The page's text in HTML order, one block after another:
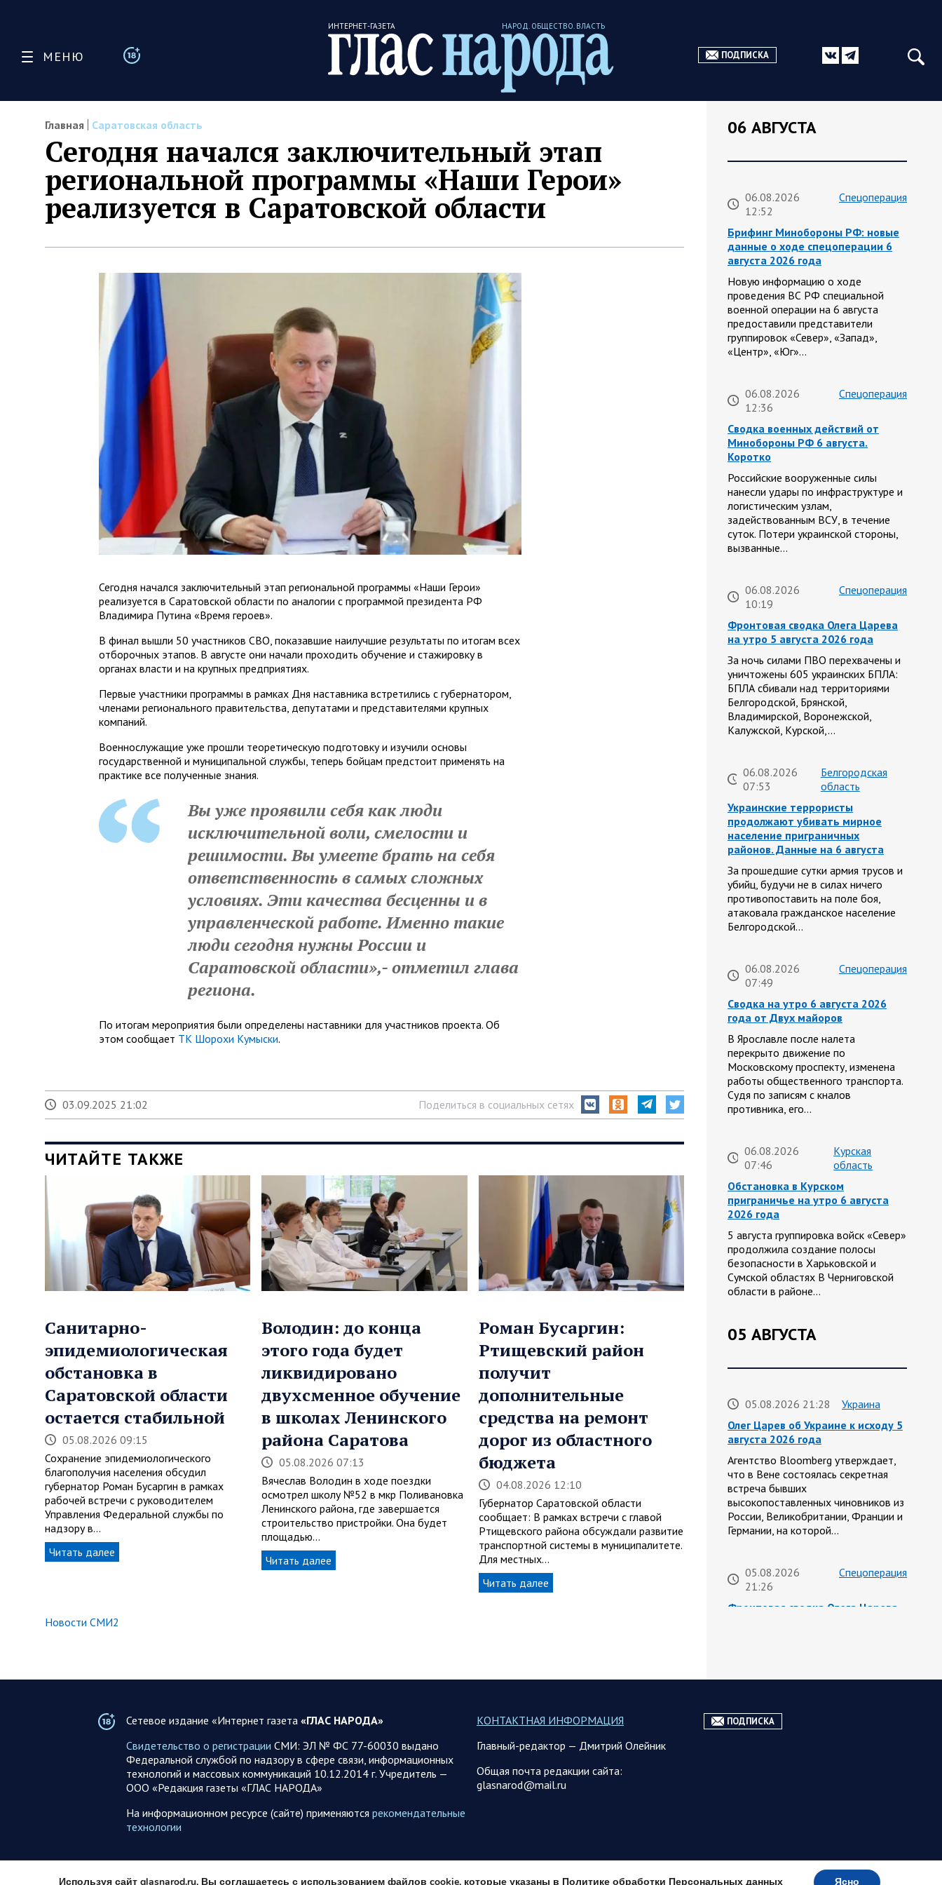
МЕНЮ
ИНТЕРНЕТ-ГАЗЕТА НАРОД. ОБЩЕСТВО. ВЛАСТЬ
ПОДПИСКА
Главная Саратовская область
Сегодня начался заключительный этап
региональной программы «Наши Герои»
реализуется в Саратовской области
Сегодня начался заключительный этап региональной программы «Наши Герои»
реализуется в Саратовской области по аналогии с программой президента РФ
Владимира Путина «Время героев».
В финал вышли 50 участников СВО, показавшие наилучшие результаты по итогам всех
отборочных этапов. В августе они начали проходить обучение и стажировку в
органах власти и на крупных предприятиях.
Первые участники программы в рамках Дня наставника встретились с губернатором,
членами регионального правительства, депутатами и представителями крупных
компаний.
Военнослужащие уже прошли теоретическую подготовку и изучили основы
государственной и муниципальной службы, теперь бойцам предстоит применять на
практике все полученные знания.
Вы уже проявили себя как люди
исключительной воли, смелости и
решимости. Вы умеете брать на себя
ответственность в самых сложных
условиях. Эти качества бесценны и в
управленческой работе. Именно такие
люди сегодня нужны России и
Саратовской области»,- отметил глава
региона.
По итогам мероприятия были определены наставники для участников проекта. Об
этом сообщает ТК Шорохи Кумыски.
03.09.2025 21:02 Поделиться в социальных сетях
ЧИТАЙТЕ ТАКЖЕ
Санитарно-
эпидемиологическая
обстановка в
Саратовской области
остается стабильной
05.08.2026 09:15
Сохранение эпидемиологического
благополучия населения обсудил
губернатор Роман Бусаргин в рамках
рабочей встречи с руководителем
Управления Федеральной службы по
надзору в…
Читать далее
Володин: до конца
этого года будет
ликвидировано
двухсменное обучение
в школах Ленинского
района Саратова
05.08.2026 07:13
Вячеслав Володин в ходе поездки
осмотрел школу №52 в мкр Поливановка
Ленинского района, где завершается
строительство пристройки. Она будет
площадью…
Читать далее
Роман Бусаргин:
Ртищевский район
получит
дополнительные
средства на ремонт
дорог из областного
бюджета
04.08.2026 12:10
Губернатор Саратовской области
сообщает: В рамках встречи с главой
Ртищевского района обсуждали развитие
транспортной системы в муниципалитете.
Для местных…
Читать далее
Новости СМИ2
06 АВГУСТА
06.08.2026
12:52
Спецоперация
Брифинг Минобороны РФ: новые
данные о ходе спецоперации 6
августа 2026 года
Новую информацию о ходе
проведения ВС РФ специальной
военной операции на 6 августа
предоставили представители
группировок «Север», «Запад»,
«Центр», «Юг»…
06.08.2026
12:36
Спецоперация
Сводка военных действий от
Минобороны РФ 6 августа.
Коротко
Российские вооруженные силы
нанесли удары по инфраструктуре и
логистическим узлам,
задействованным ВСУ, в течение
суток. Потери украинской стороны,
вызванные…
06.08.2026
10:19
Спецоперация
Фронтовая сводка Олега Царева
на утро 5 августа 2026 года
За ночь силами ПВО перехвачены и
уничтожены 605 украинских БПЛА:
БПЛА сбивали над территориями
Белгородской, Брянской,
Владимирской, Воронежской,
Калужской, Курской,…
06.08.2026
07:53
Белгородская
область
Украинские террористы
продолжают убивать мирное
население приграничных
районов. Данные на 6 августа
За прошедшие сутки армия трусов и
убийц, будучи не в силах ничего
противопоставить на поле боя,
атаковала гражданское население
Белгородской…
06.08.2026
07:49
Спецоперация
Сводка на утро 6 августа 2026
года от Двух майоров
В Ярославле после налета
перекрыто движение по
Московскому проспекту, изменена
работы общественного транспорта.
Судя по записям с кналов
противника, его…
06.08.2026
07:46
Курская
область
Обстановка в Курском
приграничье на утро 6 августа
2026 года
5 августа группировка войск «Север»
продолжила создание полосы
безопасности в Харьковской и
Сумской областях В Черниговской
области в районе…
05 АВГУСТА
05.08.2026 21:28
Украина
Олег Царев об Украине к исходу 5
августа 2026 года
Агентство Bloomberg утверждает,
что в Вене состоялась секретная
встреча бывших
высокопоставленных чиновников из
России, Великобритании, Франции и
Германии, на которой…
05.08.2026
21:26
Спецоперация
Фронтовая сводка Олега Царева
05.08.2026
группировок «Север», «Запад»,
«Центр», «Юг»…
Сетевое издание «Интернет газета «ГЛАС НАРОДА»
Свидетельство о регистрации СМИ: ЭЛ № ФС 77-60030 выдано
Федеральной службой по надзору в сфере связи, информационных
технологий и массовых коммуникаций 10.12.2014 г. Учредитель —
ООО «Редакция газеты «ГЛАС НАРОДА»
На информационном ресурсе (сайте) применяются рекомендательные
технологии
КОНТАКТНАЯ ИНФОРМАЦИЯ
Главный-редактор — Дмитрий Олейник
Общая почта редакции сайта:
glasnarod@mail.ru
ПОДПИСКА
Используя сайт glasnarod.ru, Вы соглашаетесь с использованием файлов cookie, которые указаны в Политике обработки Персональных данных Ясно